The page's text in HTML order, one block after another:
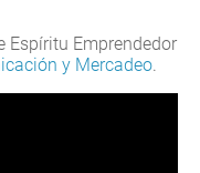
Espíritu Emprendedor
y Mercadeo.